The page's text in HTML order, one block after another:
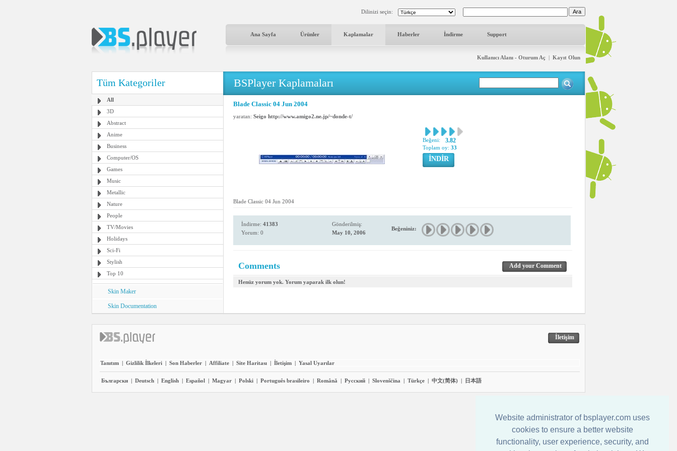
Website administrator of bsplayer.com uses
cookies to ensure a better website
functionality, user experience, security, and
Dilinizi seçin:
Ana Sayfa Ürünler Kaplamalar Haberler İndirme Support
Kullanıcı Alanı - Oturum Aç | Kayıt Olun
Tüm Kategoriler
All
3D
Abstract
Anime
Business
Computer/OS
Games
Music
Metallic
Nature
People
TV/Movies
Holidays
Sci-Fi
Stylish
Top 10
Skin Maker
Skin Documentation
BSPlayer Kaplamaları
Blade Classic 04 Jun 2004
yaratan: Seigo http://www.amigo2.ne.jp/~donde-t/
Beğeni: 3.82
Toplam oy: 33
İNDİR
Blade Classic 04 Jun 2004
İndirme: 41383
Yorum: 0
Gönderilmiş:
May 10, 2006
Beğeniniz:
Comments Add your Comment
Henüz yorum yok. Yorum yaparak ilk olun!
İletişim
Tanıtım | Gizlilik İlkeleri | Son Haberler | Affiliate | Site Haritası | İletişim | Yasal Uyarılar
Български | Deutsch | English | Español | Magyar | Polski | Português brasileiro | Română | Pyccĸий | Slovenščina | Türkçe | 中文(简体) | 日本語